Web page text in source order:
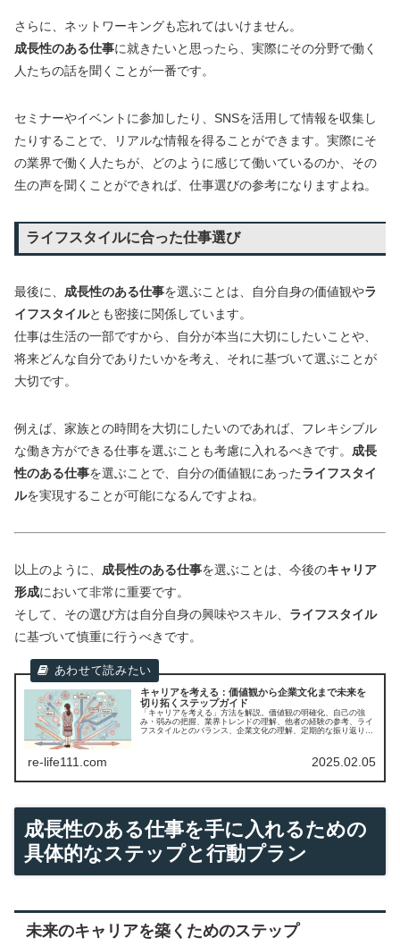
さらに、ネットワーキングも忘れてはいけません。
成長性のある仕事に就きたいと思ったら、実際にその分野で働く
人たちの話を聞くことが一番です。
セミナーやイベントに参加したり、SNSを活用して情報を収集し
たりすることで、リアルな情報を得ることができます。実際にそ
の業界で働く人たちが、どのように感じて働いているのか、その
生の声を聞くことができれば、仕事選びの参考になりますよね。
ライフスタイルに合った仕事選び
最後に、 成長性のある仕事を選ぶことは、自分自身の価値観やラ
イフスタイルとも密接に関係しています。
仕事は生活の一部ですから、自分が本当に大切にしたいことや、
将来どんな自分でありたいかを考え、それに基づいて選ぶことが
大切です。
例えば、家族との時間を大切にしたいのであれば、フレキシブル
な働き方ができる仕事を選ぶことも考慮に入れるべきです。 成長
性のある仕事を選ぶことで、自分の価値観にあったライフスタイ
ルを実現することが可能になるんですよね。
以上のように、 成長性のある仕事を選ぶことは、今後のキャリア
形成において非常に重要です。
そして、その選び方は自分自身の興味やスキル、 ライフスタイル
に基づいて慎重に行うべきです。
キャリアを考える：価値観から企業文化まで未来を
切り拓くステップガイド
「キャリアを考える」方法を解説。価値観の明確化、自己の強
み・弱みの把握、業界トレンドの理解、他者の経験の参考、ライ
フスタイルとのバランス、企業文化の理解、定期的な振り返りが
re-life111.com 2025.02.05
成長性のある仕事を手に入れるための
具体的なステップと行動プラン
未来のキャリアを築くためのステップ